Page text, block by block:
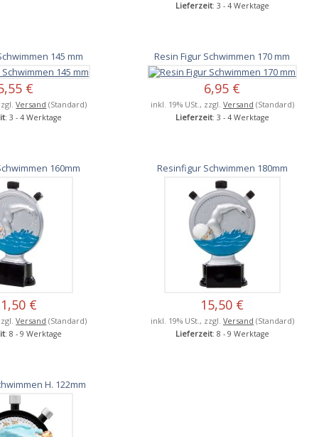
Lieferzeit: 3 - 4 Werktage
145 mm
€
Versand (Standard)
: 3 - 4 Werktage
Resin Figur Schwimmen 170 mm
6,95 €
inkl. 19% USt., zzgl. Versand (Standard)
Lieferzeit: 3 - 4 Werktage
160mm
€
Versand (Standard)
: 8 - 9 Werktage
Resinfigur Schwimmen 180mm
15,50 €
inkl. 19% USt., zzgl. Versand (Standard)
Lieferzeit: 8 - 9 Werktage
H. 122mm